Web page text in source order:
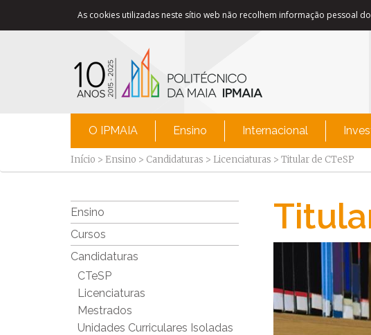
As cookies utilizadas neste sítio web não recolhem informação pessoal
O IPMAIA Ensino Internacional
Início > Ensino > Candidaturas > Licenciaturas > Titular de CTeSP
Ensino
Cursos
Candidaturas
CTeSP
Licenciaturas
Mestrados
Unidades Curriculares Isoladas